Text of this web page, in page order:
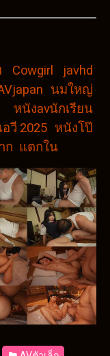
Cowgirl
javhd
นมใหญ่
หนังavนักเรียน
อวี 2025 หนังโป๊
ก แตกใน